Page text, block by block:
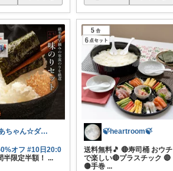
なあちゃん☆ダイヤモンド会員💎
オフ #10日20:0
半限定半額！ ...
🍃heartroom🍃
送料無料🎵 🔴寿司桶 おウチ
で楽しい🔴プラスチック 🔴
🟡手巻 ...